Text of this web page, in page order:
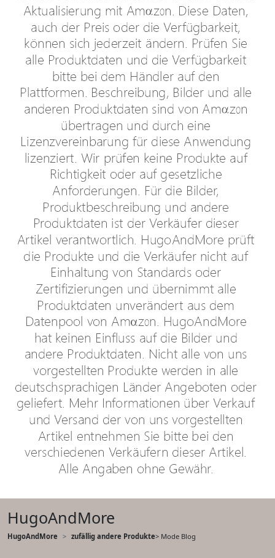
HugoAndMore
HugoAndMore zufällig andere Produkte> Mode Blog